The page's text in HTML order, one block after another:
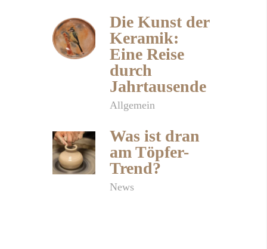
Die Kunst der
Keramik:
Eine Reise
durch
Jahrtausende
Allgemein
Was ist dran
am Töpfer-
Trend?
News